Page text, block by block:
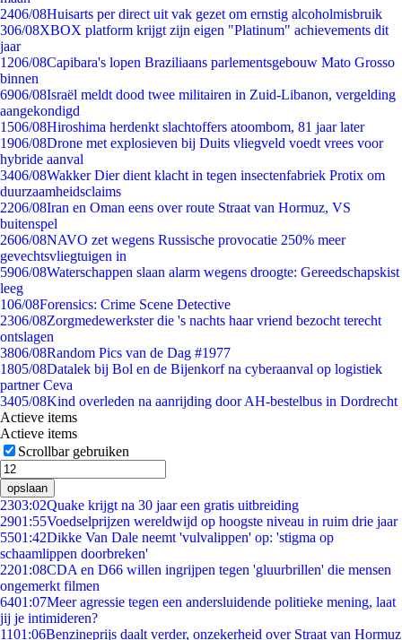
2406/08Huisarts per direct uit vak gezet om ernstig alcoholmisbruik
306/08XBOX platform krijgt zijn eigen "Platinum" achievements dit
jaar
1206/08Capibara's lopen Braziliaans parlementsgebouw Mato Grosso
binnen
6906/08Israël meldt dood twee militairen in Zuid-Libanon, vergelding
aangekondigd
1506/08Hiroshima herdenkt slachtoffers atoombom, 81 jaar later
1906/08Drone met explosieven bij Duits vliegveld voedt vrees voor
hybride aanval
3406/08Wakker Dier dient klacht in tegen insectenfabriek Protix om
duurzaamheidsclaims
2206/08Iran en Oman eens over route Straat van Hormuz, VS
buitenspel
2606/08NAVO zet wegens Russische provocatie 250% meer
gevechtsvliegtuigen in
5906/08Waterschappen slaan alarm wegens droogte: Gereedschapskist
leeg
106/08Forensics: Crime Scene Detective
2306/08Zorgmedewerkster die 's nachts haar vriend bezocht terecht
ontslagen
3806/08Random Pics van de Dag #1977
1805/08Datalek bij Bol en de Bijenkorf na cyberaanval op logistiek
partner Ceva
3405/08Kind overleden na aanrijding door AH-bestelbus in Dordrecht
Actieve items
Actieve items
Scrollbar gebruiken
opslaan
2303:02Quake krijgt na 30 jaar een gratis uitbreiding
2901:55Voedselprijzen wereldwijd op hoogste niveau in ruim drie jaar
5501:42Dikke Van Dale neemt 'vulvalippen' op: 'stigma op
schaamlippen doorbreken'
2201:08CDA en D66 willen ingrijpen tegen 'gluurbrillen' die mensen
ongemerkt filmen
6401:07Meer agressie tegen een andersluidende politieke mening, laat
jij je intimideren?
1101:06Benzineprijs daalt verder, onzekerheid over Straat van Hormuz